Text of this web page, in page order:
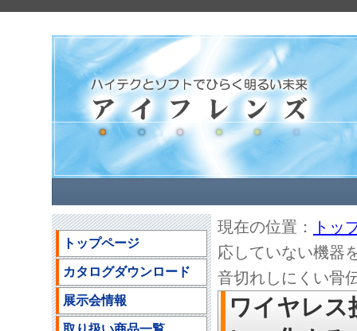
現在の位置：
トッ
応していない機器
音切れしにくい骨
ワイヤレス
トップページ
カタログダウンロード
展示会情報